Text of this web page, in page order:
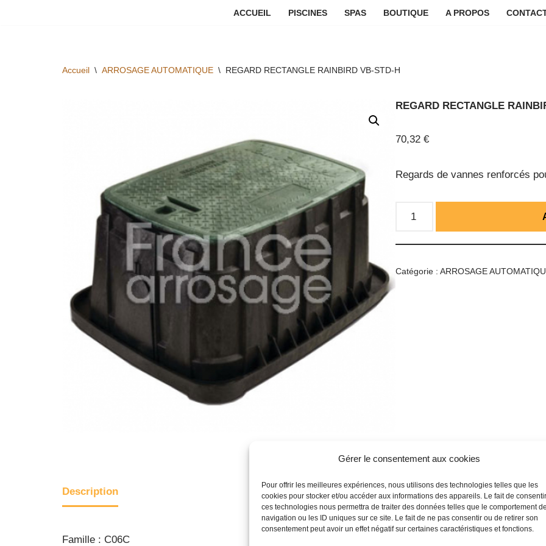
Gérer le consentement aux cookies
Pour offrir les meilleures expériences, nous utilisons des technologies telles que les
cookies pour stocker et/ou accéder aux informations des appareils. Le fait de
ces technologies nous permettra de traiter des données telles que le comportement de
navigation ou les ID uniques sur ce site. Le fait de ne pas consentir ou de retirer son
consentement peut avoir un effet négatif sur certaines caractéristiques et fonctions.
ACCUEIL PISCINES SPAS BOUTIQUE A PROPOS
Accueil \ ARROSAGE AUTOMATIQUE \ REGARD RECTANGLE RAINBIRD VB-STD-H
REGARD RECTANGLE
70,32€
Regards de vannes renforcés
Catégorie :ARROSAGE
Description
Famille : C06C